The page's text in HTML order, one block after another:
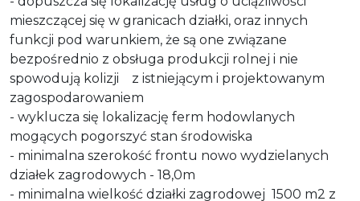
mieszczącej się w granicach działki, oraz innych
funkcji pod warunkiem, że są one związane
bezpośrednio z obsługa produkcji rolnej i nie
spowodują kolizji z istniejącym i projektowanym
zagospodarowaniem
- wyklucza się lokalizację ferm hodowlanych
mogących pogorszyć stan środowiska
- minimalna szerokość frontu nowo wydzielanych
działek zagrodowych - 18,0m
- minimalna wielkość działki zagrodowej 1500 m2 z